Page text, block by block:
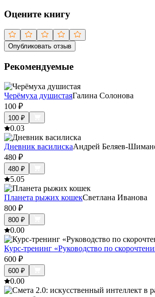
Оцените книгу
Опубликовать отзыв
Рекомендуемые
Черёмуха душистаяГалина Солонова
100 ₽
100 ₽
0.03
Дневник василискаАндрей Беляев-
480 ₽
480 ₽
5.05
Планета рыжих кошекСветлана Иванова
800 ₽
800 ₽
0.00
Курс-тренинг «Руководство по
600 ₽
600 ₽
0.00